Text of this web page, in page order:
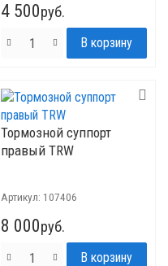
4 500руб.
Тормозной суппорт
правый TRW
Артикул: 107406
8 000руб.